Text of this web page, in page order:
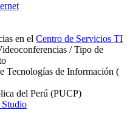
en el Centro de Servicios TI
/ Tipo de
Tecnologías de Información (
del Perú (PUCP)
Studio